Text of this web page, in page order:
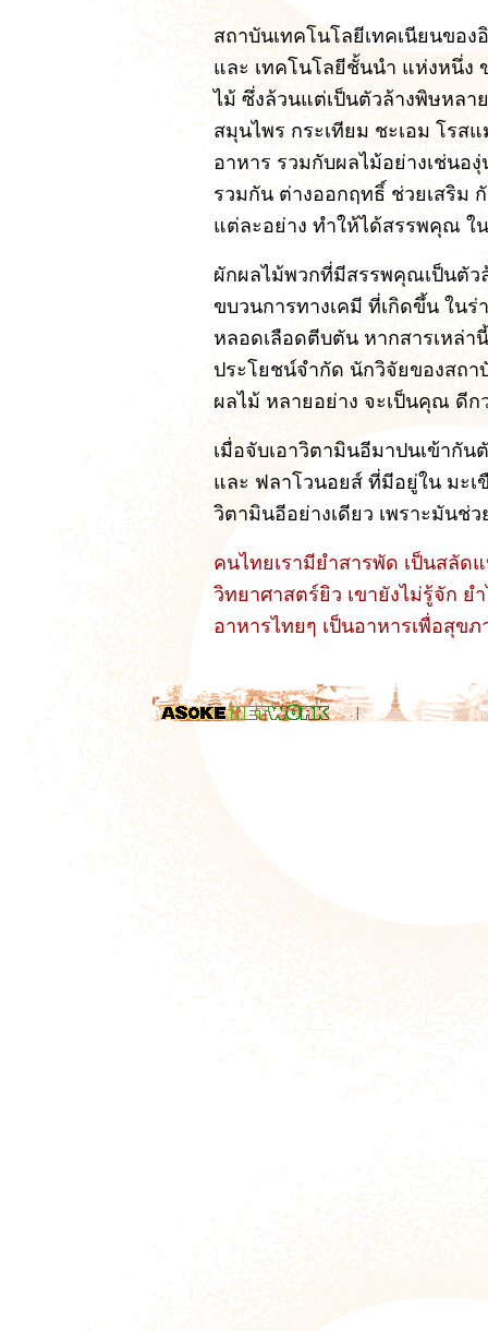
สถาบันเทคโนโลยีเทคเนียนขอ
และ เทคโนโลยีชั้นนำ แห่งหนึ่ง
ไม้ ซึ่งล้วนแต่เป็นตัวล้างพิษหลา
สมุนไพร กระเทียม ชะเอม โรส
อาหาร รวมกับผลไม้อย่างเช่นอ
รวมกัน ต่างออกฤทธิ์ ช่วยเสริม
แต่ละอย่าง ทำให้ได้สรรพคุณ ใ
ผักผลไม้พวกที่มีสรรพคุณเป็นตัว
ขบวนการทางเคมี ที่เกิดขึ้น ใน
หลอดเลือดตีบตัน หากสารเหล่
ประโยชน์จำกัด นักวิจัยของสถ
ผลไม้ หลายอย่าง จะเป็นคุณ ดี
เมื่อจับเอาวิตามินอีมาปนเข้ากัน
และ ฟลาโวนอยส์ ที่มีอยู่ใน มะ
วิตามินอีอย่างเดียว เพราะมันช่
คนไทยเรามียำสารพัด เป็นสลั
วิทยาศาสตร์ยิว เขายังไม่รู้จัก ย
อาหารไทยๆ เป็นอาหารเพื่อสุข
.|